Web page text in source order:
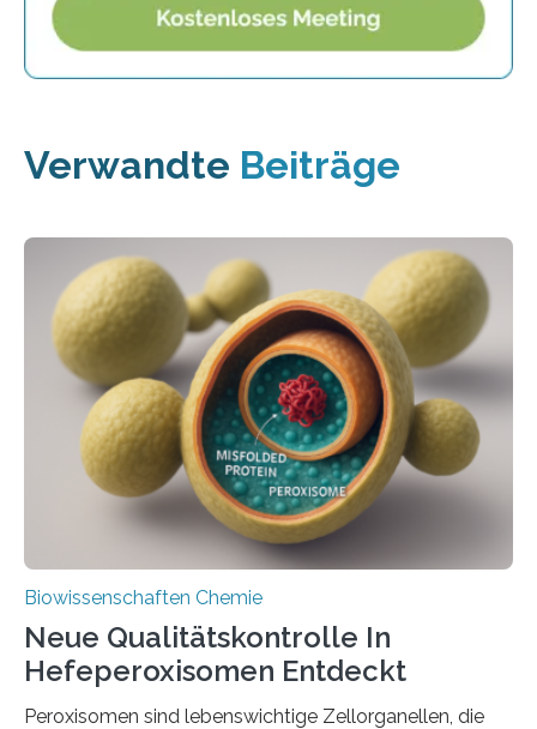
Verwandte Beiträge
Biowissenschaften Chemie
Neue Qualitätskontrolle In
Hefeperoxisomen Entdeckt
Peroxisomen sind lebenswichtige Zellorganellen, die